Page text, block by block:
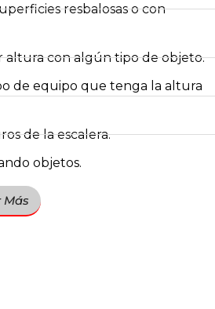
resbalosas o con
altura con algún tipo de objeto.
de equipo que tenga la altura
de la escalera.
objetos.
Más